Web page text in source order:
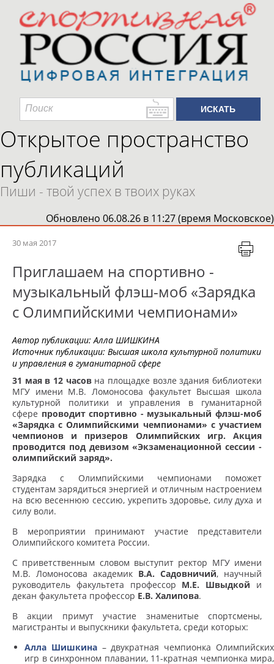
Открытое пространство
публикаций
Пиши - твой успех в твоих руках
Обновлено 06.08.26 в 11:27 (время Московское)
30 мая 2017
Приглашаем на спортивно -
музыкальный флэш-моб «Зарядка
с Олимпийскими чемпионами»
Автор публикации:Алла ШИШКИНА
Источник публикации: Высшая школа культурной политики
и управления в гуманитарной сфере
31 мая в 12 часовна площадке возле здания библиотеки
МГУ имени М.В. Ломоносова факультет Высшая школа
культурной политики и управления в гуманитарной
сфере проводит спортивно - музыкальный флэш-моб
«Зарядка с Олимпийскими чемпионами» с участием
чемпионов и призеров Олимпийских игр. Акция
проводится под девизом «Экзаменационной сессии -
олимпийский заряд».
Зарядка с Олимпийскими чемпионами поможет
студентам зарядиться энергией и отличным настроением
на всю весеннюю сессию, укрепить здоровье, силу духа и
силу воли.
В мероприятии принимают участие представители
Олимпийского комитета России.
С приветственным словом выступит ректор МГУ имени
М.В. Ломоносова академик В.А. Садовничий, научный
руководитель факультета профессор М.Е. Швыдкой и
декан факультета профессор Е.В. Халипова.
В акции примут участие знаменитые спортсмены,
магистранты и выпускники факультета, среди которых:
Алла Шишкина– двукратная чемпионка Олимпийских
игр в синхронном плавании, 11-кратная чемпионка мира,